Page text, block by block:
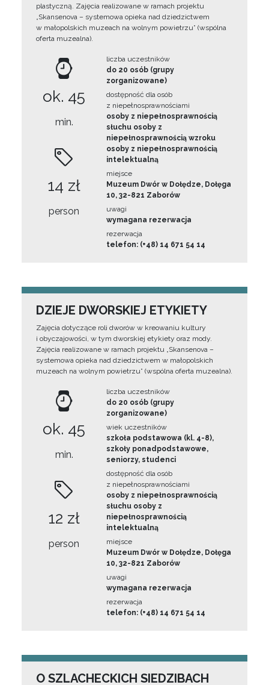
plastyczną. Zajęcia realizowane w ramach projektu
„Skansenova – systemowa opieka nad dziedzictwem
w małopolskich muzeach na wolnym powietrzu” (wspólna
oferta muzealna).
ok. 45
min.
14 zł
person
liczba uczestników
do 20 osób (grupy
zorganizowane)
dostępność dla osób
z niepełnosprawnościami
osoby z niepełnosprawnością
słuchu osoby z
niepełnosprawnością wzroku
osoby z niepełnosprawnością
intelektualną
miejsce
Muzeum Dwór w Dołędze, Dołęga
10, 32-821 Zaborów
uwagi
wymagana rezerwacja
rezerwacja
telefon: (+48) 14 671 54 14
DZIEJE DWORSKIEJ ETYKIETY
Zajęcia dotyczące roli dworów w kreowaniu kultury
i obyczajowości, w tym dworskiej etykiety oraz mody.
Zajęcia realizowane w ramach projektu „Skansenova –
systemowa opieka nad dziedzictwem w małopolskich
muzeach na wolnym powietrzu” (wspólna oferta muzealna).
ok. 45
min.
12 zł
person
liczba uczestników
do 20 osób (grupy
zorganizowane)
wiek uczestników
szkoła podstawowa (kl. 4-8),
szkoły ponadpodstawowe,
seniorzy, studenci
dostępność dla osób
z niepełnosprawnościami
osoby z niepełnosprawnością
słuchu osoby z
niepełnosprawnością
intelektualną
miejsce
Muzeum Dwór w Dołędze, Dołęga
10, 32-821 Zaborów
uwagi
wymagana rezerwacja
rezerwacja
telefon: (+48) 14 671 54 14
O SZLACHECKICH SIEDZIBACH